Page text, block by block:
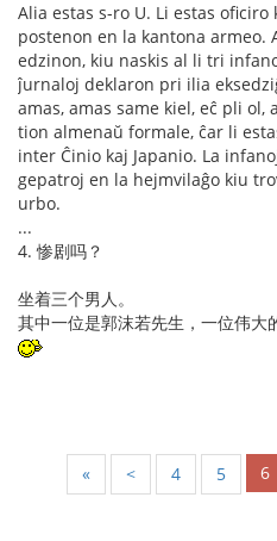
Alia estas s-ro U. Li estas
postenon en la kantona armeo.
edzinon, kiu naskis al li tri
ĵurnaloj deklaron pri ilia
amas, amas same kiel, eĉ pli
tion almenaŭ formale, ĉar li
inter Ĉinio kaj Japanio. La
gepatroj en la hejmvilaĝo kiu
urbo.
...
4. 惨剧吗？
坐着三个男人。
其中一位是郭沫若先生，一位伟大
« < 4 5 6